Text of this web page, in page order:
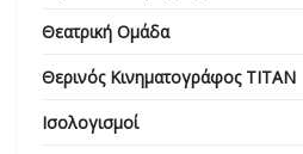
Θεατρική Ομάδα
Θερινός Κινηματογράφος ΤΙΤΑΝ
Ισολογισμοί